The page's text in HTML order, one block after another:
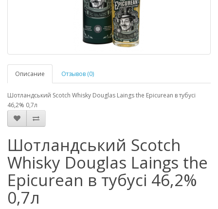
Описание Отзывов (0)
Шотландський Scotch Whisky Douglas Laings the Epicurean в тубусі
46,2% 0,7л
Шотландський Scotch
Whisky Douglas Laings the
Epicurean в тубусі 46,2%
0,7л